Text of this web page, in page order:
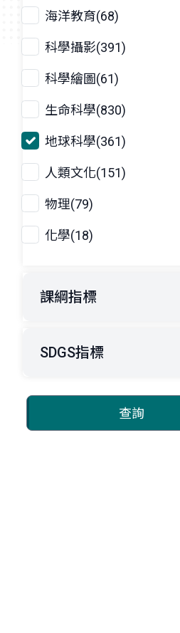
海洋教育(68)
科學攝影(391)
科學繪圖(61)
生命科學(830)
地球科學(361)
人類文化(151)
物理(79)
化學(18)
課綱指標
SDGS指標
查詢